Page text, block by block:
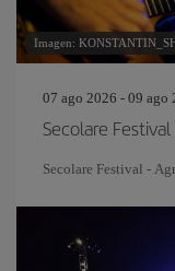
Imagen:
07 ago 2026 - 09 ago
Secolare Festival
Secolare Festival -